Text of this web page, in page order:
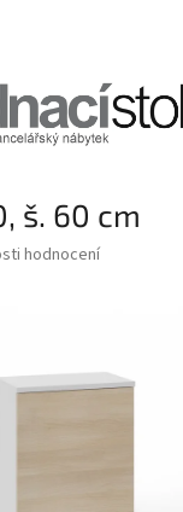
š. 60 cm
hodnocení